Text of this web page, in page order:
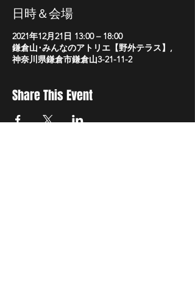
日時＆会場
2021年12月21日 13:00 – 18:00
鎌倉山･みんなのアトリエ【野外テラス】,
神奈川県鎌倉市鎌倉山3-21-11-2
Share This Event